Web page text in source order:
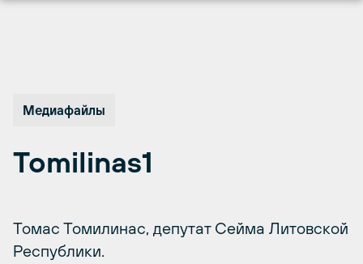
Медиафайлы
Tomilinas1
Томас Томилинас, депутат Сейма Литовской
Республики.